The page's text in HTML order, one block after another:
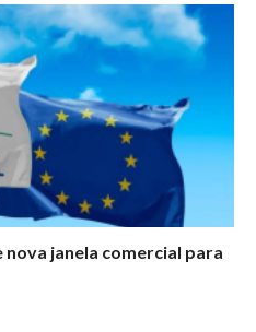
janela comercial para